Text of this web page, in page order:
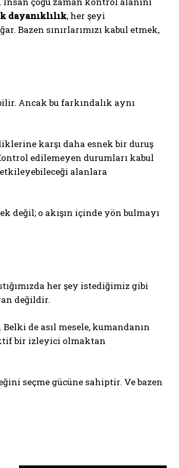
dayanıklılık, her şeyi
Bazen sınırlarımızı kabul etmek,
Ancak bu farkındalık aynı
karşı daha esnek bir duruş
edilemeyen durumları kabul
alanlara
değil; o akışın içinde yön bulmayı
her şey istediğimiz gibi
değildir.
de asıl mesele, kumandanın
bir izleyici olmaktan
seçme gücüne sahiptir. Ve bazen